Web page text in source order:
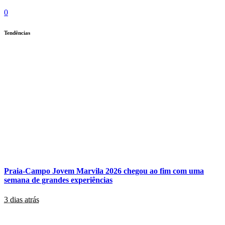
0
Tendências
Praia-Campo Jovem Marvila 2026 chegou ao fim com uma
semana de grandes experiências
3 dias atrás